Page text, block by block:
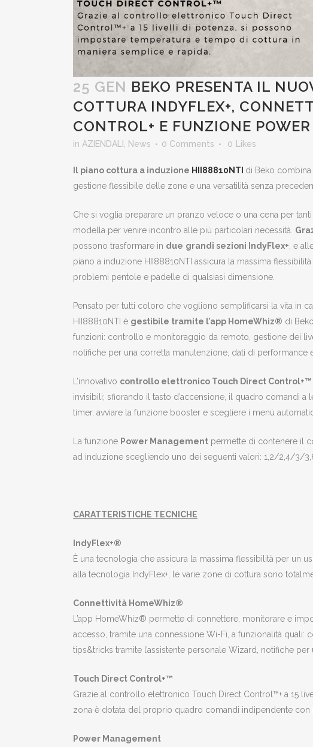
25 GEN BEKO PRESENTA IL
COTTURA INDYFLEX+,
CONTROL+ E FUNZIONE
in AZIENDALI News 0 Comments 0 Likes
Il piano cottura a induzione HII88810NTI di Beko
gestione flessibile delle zone e una versatilità senza
Che si voglia preparare un pranzo veloce o una cena per
modella per venire incontro alle più particolari necessità.
possono trasformare in due grandi sezioni IndyFlex+ , e
piano a induzione HII88810NTI assicura la massima
problemi pentole e padelle di qualsiasi dimensione.
Pensato per tutti coloro che vogliono semplificarsi la vita in
HII88810NTI è gestibile tramite l’app HomeWhiz® di
funzioni: controllo e monitoraggio da remoto, gestione dei
notifiche per una corretta manutenzione, dati di performance
L’innovativo controllo elettronico Touch Direct Control+™
invisibili; sfiorando il tasto d’accensione, il quadro comandi
timer, avviare la funzione booster e scegliere i menù
La funzione Power Management permette di contenere il
ad induzione scegliendo uno dei seguenti valori: 1,2/2,4/3/
CARATTERISTICHE TECNICHE
IndyFlex+®
È una tecnologia che assicura la massima flessibilità per un
alla tecnologia IndyFlex+, le varie zone di cottura sono
Connettività HomeWhiz®
L’app HomeWhiz® permette di connettere, monitorare e
accesso, tramite una connessione Wi-Fi, a funzionalità
tips&tricks tramite l’assistente personale Wizard, notifiche
Touch Direct Control+™
Grazie al controllo elettronico Touch Direct Control™+ a 15
zona è dotata del proprio quadro comandi indipendente
Power Management